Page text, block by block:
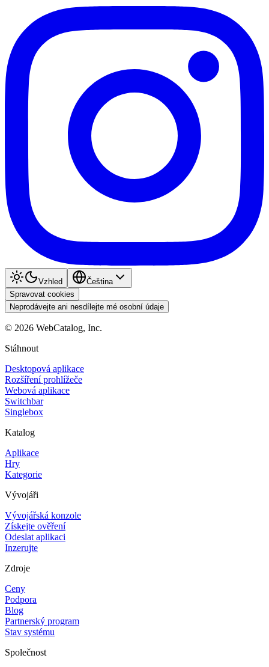
Vzhled
Čeština
Spravovat cookies
Neprodávejte ani nesdílejte mé osobní údaje
© 2026 WebCatalog, Inc.
Stáhnout
Desktopová aplikace
Rozšíření prohlížeče
Webová aplikace
Switchbar
Singlebox
Katalog
Aplikace
Hry
Kategorie
Vývojáři
Vývojářská konzole
Získejte ověření
Odeslat aplikaci
Inzerujte
Zdroje
Ceny
Podpora
Blog
Partnerský program
Stav systému
Společnost